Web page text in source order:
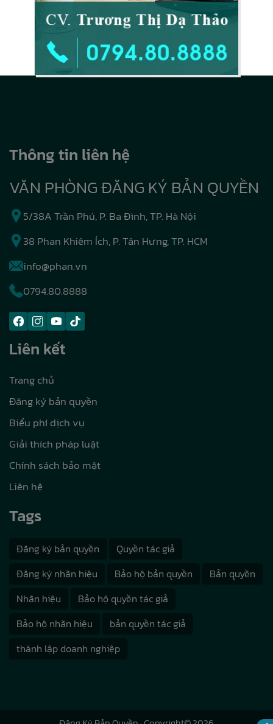
Thông tin liên hệ
VĂN PHÒNG ĐĂNG KÝ BẢN QUYỀN
5/38A Trần Phú, P. Ba Đình, TP. Hà Nội
38 Phan Khiêm Ích, P. Tân Hưng, TP. HCM
info@phan.vn
0794.80.8888
Liên kết
Trang chủ
Đăng ký bản quyền
Biểu phí dịch vụ
Giải thích pháp luật
Chính sách bảo mật
Liên hệ
Tags
Đăng ký bản quyền
Quyền tác giả
Đăng ký nhãn hiệu
Bảo hộ bản quyền
Bản quyền
Nhãn hiệu
Bảo hộ quyền tác giả
Bảo hộ nhãn hiệu
bản quyền tác giả
thành lập doanh nghiệp